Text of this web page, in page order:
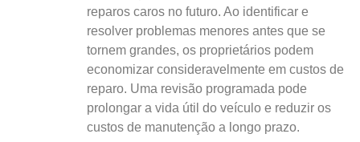
reparos caros no futuro. Ao identificar e
resolver problemas menores antes que se
tornem grandes, os proprietários podem
economizar consideravelmente em custos de
reparo. Uma revisão programada pode
prolongar a vida útil do veículo e reduzir os
custos de manutenção a longo prazo.